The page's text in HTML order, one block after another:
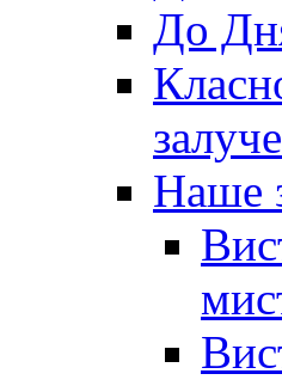
До
Наше